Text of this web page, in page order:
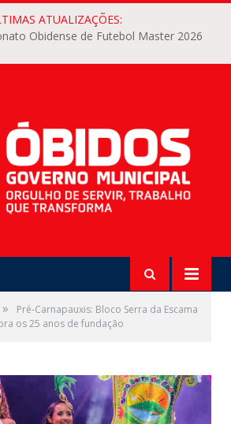
ATUALIZAÇÕES:
Obidense de Futebol Master 2026
»
Pré-Carnapauxis: Bloco Serra da Escama
os 25 anos de fundação